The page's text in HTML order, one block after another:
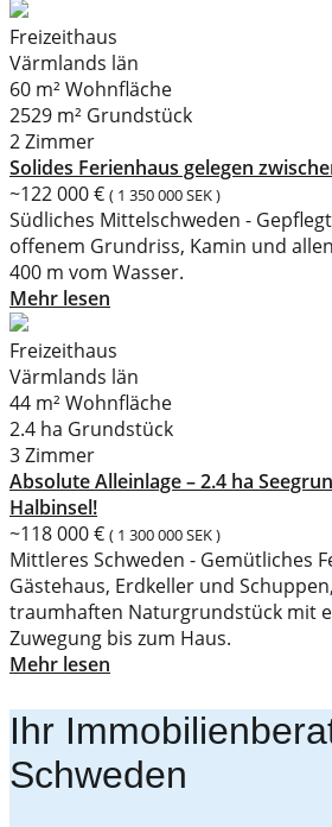
Freizeithaus
Värmlands län
60 m² Wohnfläche
2529 m² Grundstück
2 Zimmer
Solides Ferienhaus gelegen
~122 000 € ( 1 350 000 SEK )
Südliches Mittelschweden -
offenem Grundriss, Kamin und
400 m vom Wasser.
Mehr lesen
Freizeithaus
Värmlands län
44 m² Wohnfläche
2.4 ha Grundstück
3 Zimmer
Absolute Alleinlage – 2.4 ha
Halbinsel!
~118 000 € ( 1 300 000 SEK )
Mittleres Schweden - Gemütliches
Gästehaus, Erdkeller und
traumhaften Naturgrundstück mit
Zuwegung bis zum Haus.
Mehr lesen
Ihr
Schweden